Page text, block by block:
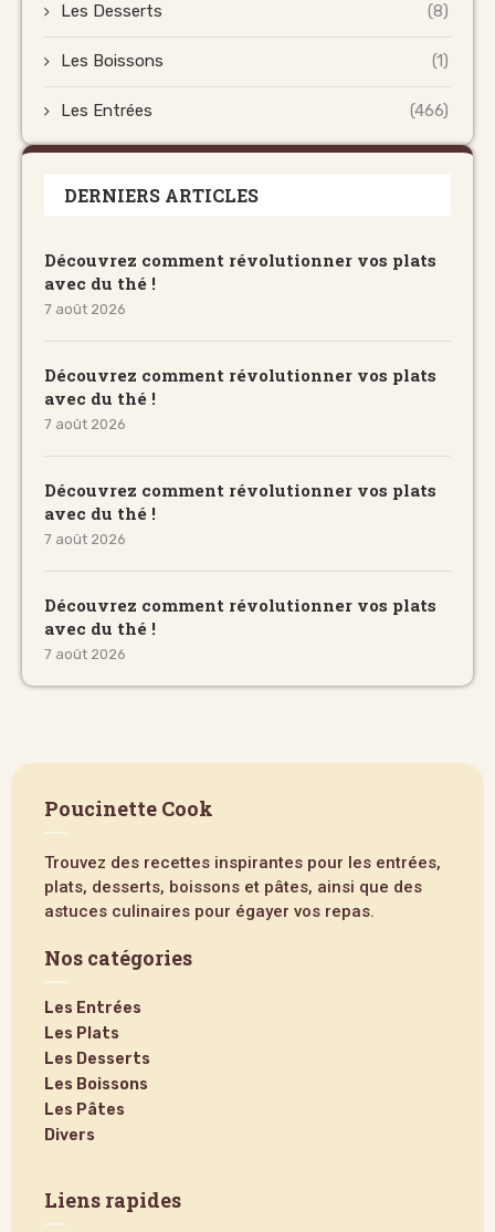
Les Desserts (8)
Les Boissons (1)
Les Entrées (466)
DERNIERS ARTICLES
Découvrez comment révolutionner vos plats
avec du thé !
7 août 2026
Découvrez comment révolutionner vos plats
avec du thé !
7 août 2026
Découvrez comment révolutionner vos plats
avec du thé !
7 août 2026
Découvrez comment révolutionner vos plats
avec du thé !
7 août 2026
Poucinette Cook
Trouvez des recettes inspirantes pour les entrées,
plats, desserts, boissons et pâtes, ainsi que des
astuces culinaires pour égayer vos repas.
Nos catégories
Les Entrées
Les Plats
Les Desserts
Les Boissons
Les Pâtes
Divers
Liens rapides